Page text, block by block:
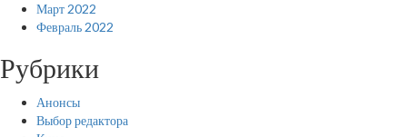
Март 2022
Февраль 2022
Рубрики
Анонсы
Выбор редактора